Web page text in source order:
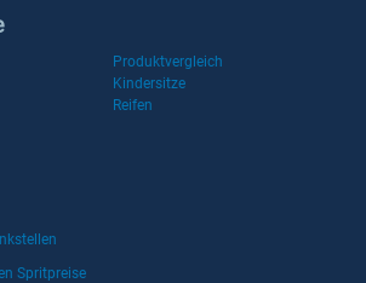
Produktvergleich
Kindersitze
Reifen
Spritpreise